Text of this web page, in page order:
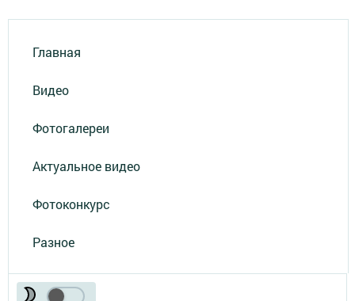
Главная
Видео
Фотогалереи
Актуальное видео
Фотоконкурс
Разное